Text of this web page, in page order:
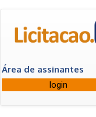
Área de assinantes